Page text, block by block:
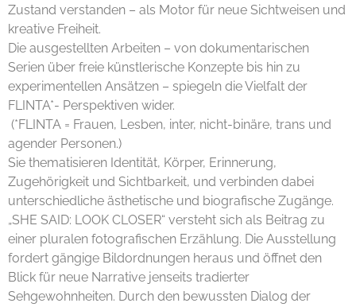
Zustand verstanden – als Motor für neue Sichtweisen und
kreative Freiheit.
Die ausgestellten Arbeiten – von dokumentarischen
Serien über freie künstlerische Konzepte bis hin zu
experimentellen Ansätzen – spiegeln die Vielfalt der
FLINTA*- Perspektiven wider.
(*FLINTA = Frauen, Lesben, inter, nicht-binäre, trans und
agender Personen.)
Sie thematisieren Identität, Körper, Erinnerung,
Zugehörigkeit und Sichtbarkeit, und verbinden dabei
unterschiedliche ästhetische und biografische Zugänge.
„SHE SAID: LOOK CLOSER“ versteht sich als Beitrag zu
einer pluralen fotografischen Erzählung. Die Ausstellung
fordert gängige Bildordnungen heraus und öffnet den
Blick für neue Narrative jenseits tradierter
Sehgewohnheiten. Durch den bewussten Dialog der